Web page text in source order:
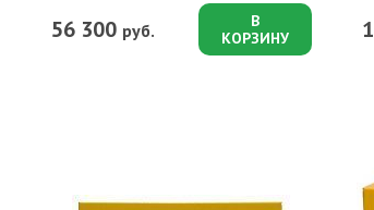
56 300 руб.
В
КОРЗИНУ